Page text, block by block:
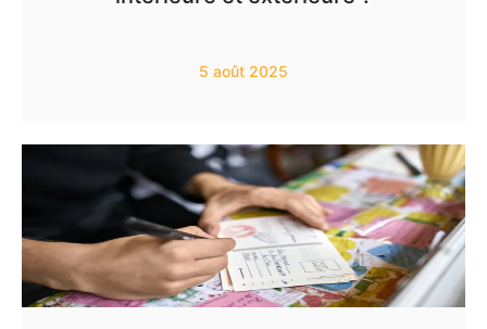
5 août 2025